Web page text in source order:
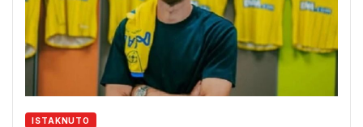
ISTAKNUTO